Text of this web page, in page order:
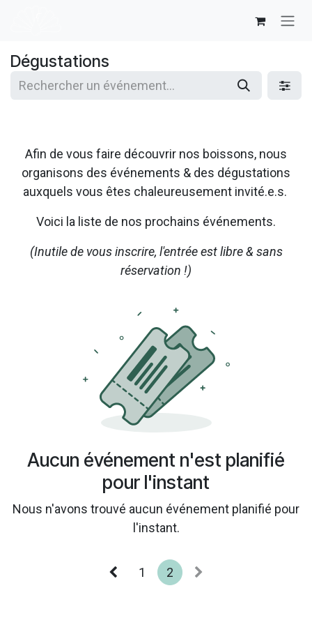
Dégustations
Afin de vous faire découvrir nos boissons, nous
organisons des événements & des dégustations
auxquels vous êtes chaleureusement invité.e.s.
Voici la liste de nos prochains événements.
(Inutile de vous inscrire, l'entrée est libre & sans
réservation !)
Aucun événement n'est planifié
pour l'instant
Nous n'avons trouvé aucun événement planifié pour
l'instant.
1 2